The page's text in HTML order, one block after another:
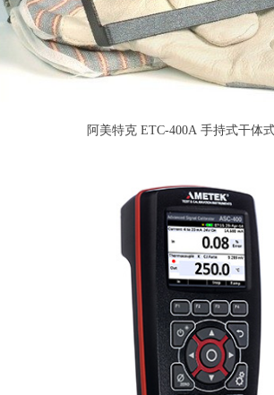
阿美特克 ETC-400A 手持式干体